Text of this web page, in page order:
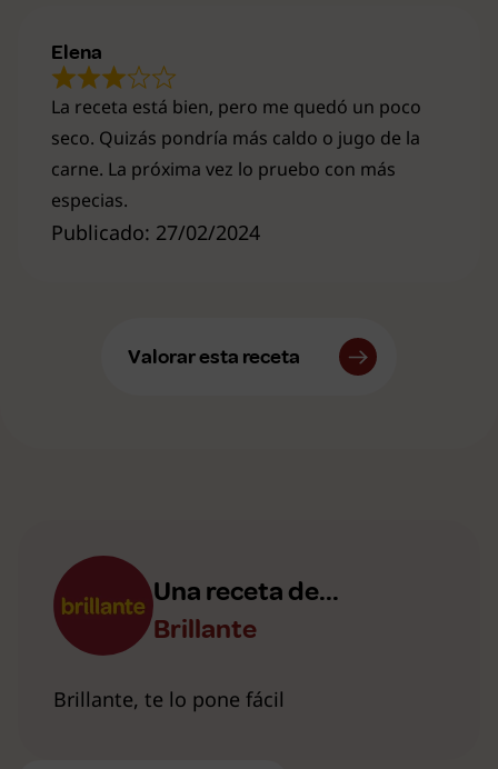
Publicado: 27/02/2024
La receta está bien, pero me quedó un poco
seco. Quizás pondría más caldo o jugo de la
carne. La próxima vez lo pruebo con más
especias.
Elena
Valorar esta receta
Una receta de...
Brillante
Brillante, te lo pone fácil